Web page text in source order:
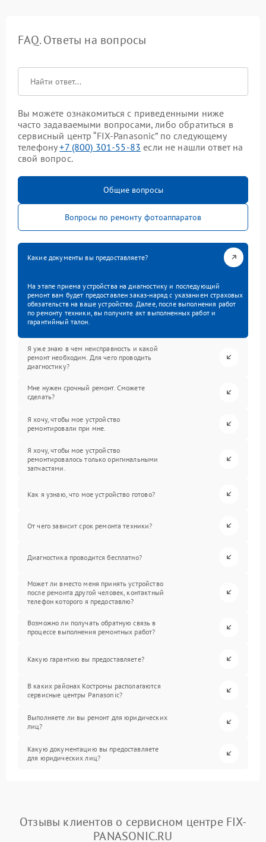
FAQ. Ответы на вопросы
Вы можете ознакомиться с приведенными ниже
часто задаваемыми вопросами, либо обратиться в
сервисный центр “FIX-Panasonic” по следующему
телефону+7 (800) 301-55-83 если не нашли ответ на
свой вопрос.
Общие вопросы
Вопросы по ремонту фотоаппаратов
Какие документы вы предоставляете?
На этапе приема устройства на диагностику и последующий
ремонт вам будет предоставлен заказ-наряд с указанием страховых
обязательств на ваше устройство. Далее, после выполнения работ
по ремонту техники, вы получите акт выполненных работ и
гарантийный талон.
Я уже знаю в чем неисправность и какой
ремонт необходим. Для чего проводить
диагностику?
Мне нужен срочный ремонт. Сможете
сделать?
Я хочу, чтобы мое устройство
ремонтировали при мне.
Я хочу, чтобы мое устройство
ремонтировалось только оригинальными
запчастями.
Как я узнаю, что мое устройство готово?
От чего зависит срок ремонта техники?
Диагностика проводится бесплатно?
Может ли вместо меня принять устройство
после ремонта другой человек, контактный
телефон которого я предоставлю?
Возможно ли получать обратную связь в
процессе выполнения ремонтных работ?
Какую гарантию вы предоставляете?
В каких районах Костромы располагаются
сервисные центры Panasonic?
Выполняете ли вы ремонт для юридических
лиц?
Какую документацию вы предоставляете
для юридических лиц?
Отзывы клиентов о сервисном центре FIX-
PANASONIC.RU